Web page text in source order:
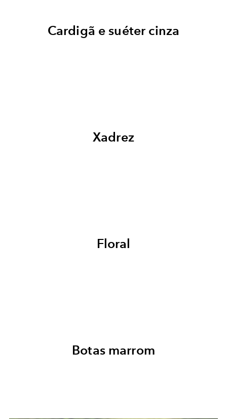
Cardigã e suéter cinza
Xadrez
Floral
Botas marrom